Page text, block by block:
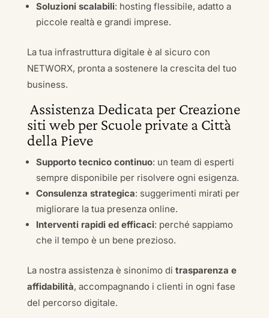
Soluzioni scalabili: hosting flessibile, adatto a
piccole realtà e grandi imprese.
La tua infrastruttura digitale è al sicuro con
NETWORX, pronta a sostenere la crescita del tuo
business.
Assistenza Dedicata per Creazione
siti web per Scuole private a Città
della Pieve
Supporto tecnico continuo: un team di esperti
sempre disponibile per risolvere ogni esigenza.
Consulenza strategica: suggerimenti mirati per
migliorare la tua presenza online.
Interventi rapidi ed efficaci: perché sappiamo
che il tempo è un bene prezioso.
La nostra assistenza è sinonimo di trasparenza e
affidabilità, accompagnando i clienti in ogni fase
del percorso digitale.